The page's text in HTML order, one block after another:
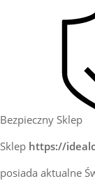
Bezpieczny Sklep
Sklep https://
posiada aktualne